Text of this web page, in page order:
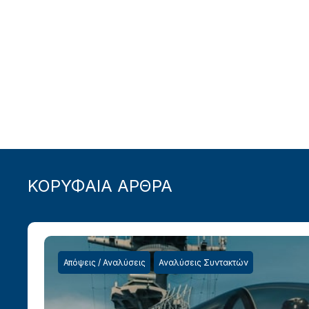
ΚΟΡΥΦΑΙΑ ΑΡΘΡΑ
Απόψεις / Αναλύσεις Αναλύσεις Συντακτών